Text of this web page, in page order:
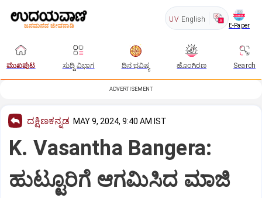
UV English
E-Paper
ಮುಖಪುಟ ಸುದ್ದಿ ವಿಭಾಗ ದಿನ ಭವಿಷ್ಯ ಹೊಂಗಿರಣ Search
ADVERTISEMENT
ದಕ್ಷಿಣಕನ್ನಡ MAY 9, 2024, 9:40 AM IST
K. Vasantha Bangera:
ಹುಟ್ಟೂರಿಗೆ ಆಗಮಿಸಿದ ಮಾಜಿ